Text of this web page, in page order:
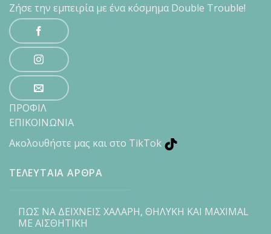
Ζήσε την εμπειρία με ένα κόσμημα Double Trouble!
ΠΡΟΦΙΛ
ΕΠΙΚΟΙΝΩΝΙΑ
Ακολουθήστε μας και στο TikTok
ΤΕΛΕΥΤΑΙΑ ΑΡΘΡΑ
ΠΩΣ ΝΑ ΔΕΙΧΝΕΙΣ ΧΑΛΑΡΗ, ΘΗΛΥΚΗ ΚΑΙ MAXIMAL
ΜΕ ΑΙΣΘΗΤΙΚΗ